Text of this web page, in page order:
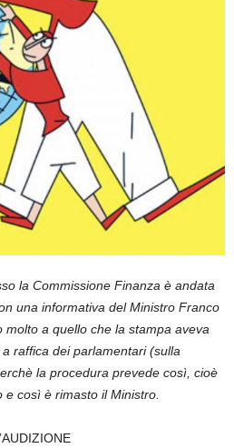
la Commissione Finanza è andata
una informativa del Ministro Franco
a quello che la stampa aveva
raffica dei parlamentari (sulla
la procedura prevede così, cioè
così è rimasto il Ministro.